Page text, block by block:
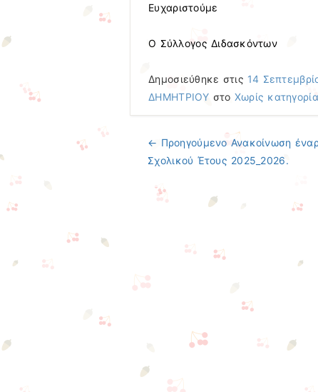
Ευχαριστούμε
Ο Σύλλογος Διδασκόντων
Δημοσιεύθηκε στις 14
ΔΗΜΗΤΡΙΟΥ στο Χωρίς κατηγορία
Πλοήγηση άρθρων
← Προηγούμενo Ανακοίνωση
Σχολικού Έτους 2025_2026.